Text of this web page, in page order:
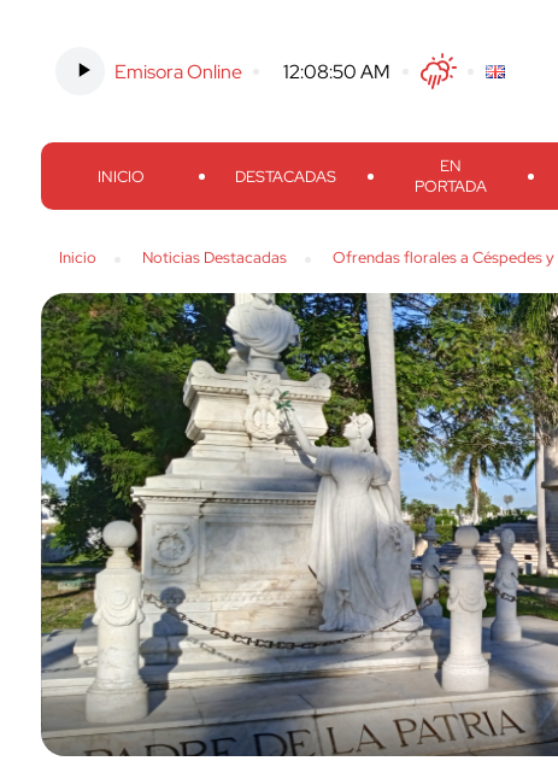
Emisora Online -12:08:51 AMTwitterFacebook
Threads
INICIO DESTACADAS
EN
PORTADA
Inicio Noticias Destacadas Ofrendas florales a Céspedes